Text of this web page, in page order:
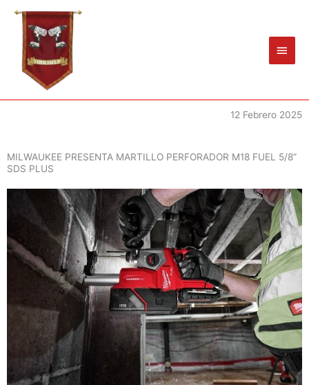
contenido
12 Febrero 2025
MILWAUKEE PRESENTA MARTILLO PERFORADOR M18 FUEL 5/8”
SDS PLUS